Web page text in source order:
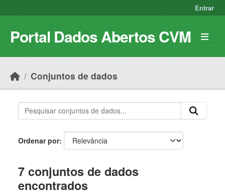
Entrar
Portal Dados Abertos CVM
Conjuntos de dados
Ordenar por
7 conjuntos de dados
encontrados